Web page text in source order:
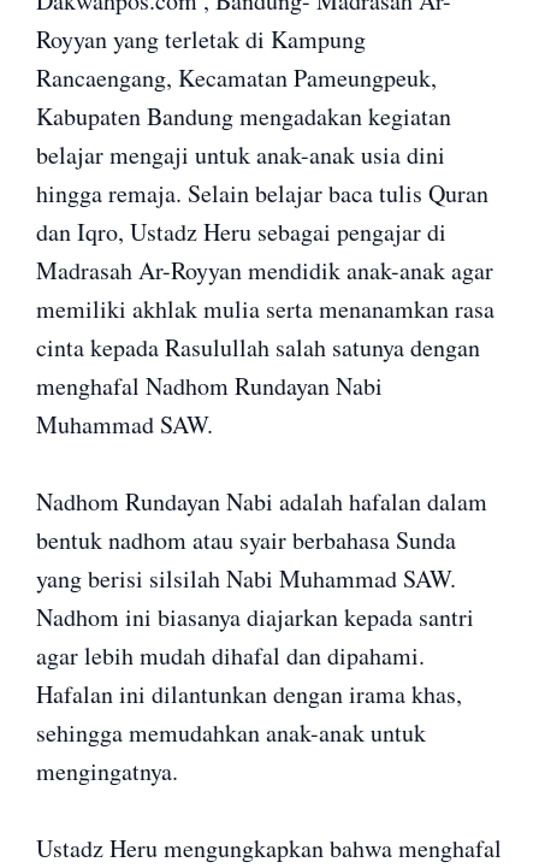
Royyan yang terletak di Kampung
Rancaengang, Kecamatan Pameungpeuk,
Kabupaten Bandung mengadakan kegiatan
belajar mengaji untuk anak-anak usia dini
hingga remaja. Selain belajar baca tulis Quran
dan Iqro, Ustadz Heru sebagai pengajar di
Madrasah Ar-Royyan mendidik anak-anak agar
memiliki akhlak mulia serta menanamkan rasa
cinta kepada Rasulullah salah satunya dengan
menghafal Nadhom Rundayan Nabi
Muhammad SAW.
Nadhom Rundayan Nabi adalah hafalan dalam
bentuk nadhom atau syair berbahasa Sunda
yang berisi silsilah Nabi Muhammad SAW.
Nadhom ini biasanya diajarkan kepada santri
agar lebih mudah dihafal dan dipahami.
Hafalan ini dilantunkan dengan irama khas,
sehingga memudahkan anak-anak untuk
mengingatnya.
Ustadz Heru mengungkapkan bahwa menghafal